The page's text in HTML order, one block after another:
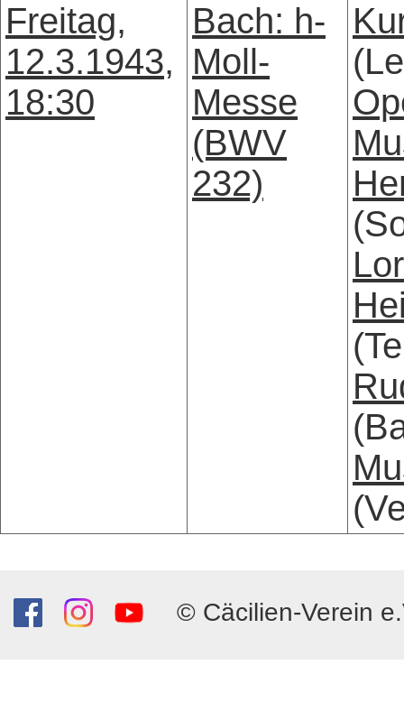
Freitag,
12.3.1943,
18:30
Bach: h-
Moll-
Messe
(BWV
232)
© Cäcilien-Verein